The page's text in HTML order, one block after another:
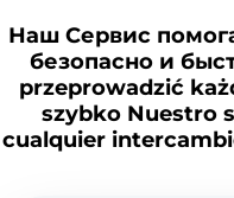
Наш Сервис
безопасно и
przeprowadzić
szybko Nuestro
cualquier